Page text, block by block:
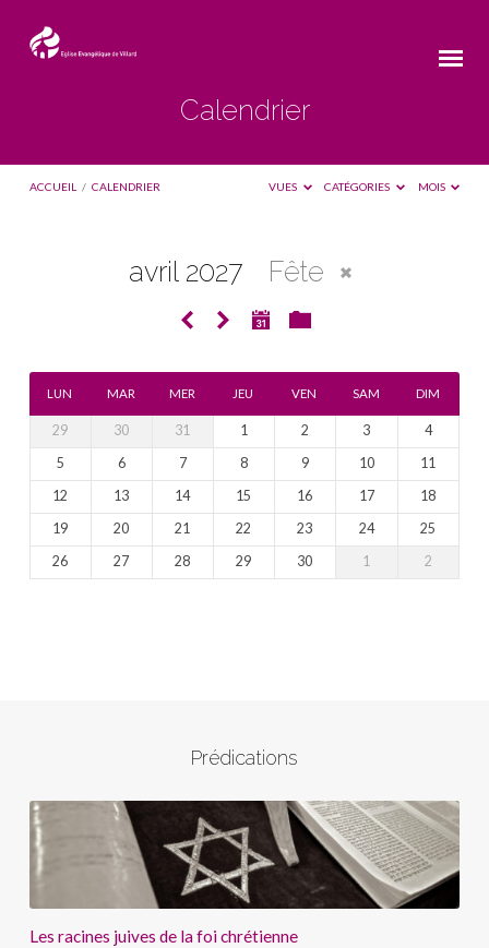
Calendrier
ACCUEIL / CALENDRIER VUES CATÉGORIES MOIS
avril 2027 Fête
LUN MAR MER JEU VEN SAM DIM
29 30 31 1 2 3
4
5
6 7 8 9 10
11
12
13 14 15 16 17
18
19
20 21 22 23 24
25
26
27 28 29 30 1 2
Prédications
Les racines juives de la foi chrétienne